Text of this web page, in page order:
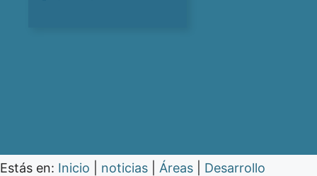
Estás en: Inicio noticias Áreas
Desarrollo